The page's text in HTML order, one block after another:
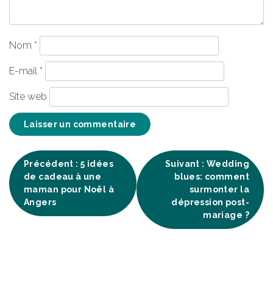
Nom *
E-mail *
Site web
Navigation
de
Précédent : 5 idées
de cadeau à une
maman pour Noël à
Angers
Suivant : Wedding
blues: comment
surmonter la
dépression post-
mariage ?